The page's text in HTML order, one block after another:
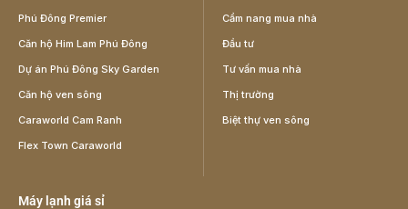
Phú Đông Premier
Căn hộ Him Lam Phú Đông
Dự án Phú Đông Sky Garden
Căn hộ ven sông
Caraworld Cam Ranh
Flex Town Caraworld
Cẩm nang mua nhà
Đầu tư
Tư vấn mua nhà
Thị trường
Biệt thự ven sông
Máy lạnh giá sỉ